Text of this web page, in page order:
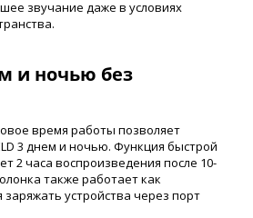
звучание даже в условиях
и ночью без
время работы позволяет
3 днем и ночью. Функция быстрой
2 часа воспроизведения после 10-
также работает как
устройства через порт